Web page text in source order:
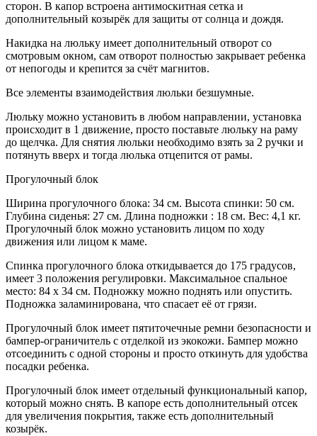
сторон. В капор встроена антимоскитная сетка и
дополнительный козырёк для защиты от солнца и дождя.
Накидка на люльку имеет дополнительный отворот со
смотровым окном, сам отворот полностью закрывает ребенка
от непогоды и крепится за счёт магнитов.
Все элементы взаимодействия люльки безшумные.
Люльку можно установить в любом направлении, установка
происходит в 1 движение, просто поставьте люльку на раму
до щелчка. Для снятия люльки необходимо взять за 2 ручки и
потянуть вверх и тогда люлька отцепится от рамы.
Прогулочный блок
Ширина прогулочного блока: 34 см. Высота спинки: 50 см.
Глубина сиденья: 27 см. Длина подножки : 18 см. Вес: 4,1 кг.
Прогулочный блок можно установить лицом по ходу
движения или лицом к маме.
Спинка прогулочного блока откидывается до 175 градусов,
имеет 3 положения регулировки. Максимальное спальное
место: 84 х 34 см. Подножку можно поднять или опустить.
Подножка заламинирована, что спасает её от грязи.
Прогулочный блок имеет пятиточечные ремни безопасности и
бампер-ограничитель с отделкой из экокожи. Бампер можно
отсоединить с одной стороны и просто откинуть для удобства
посадки ребенка.
Прогулочный блок имеет отдельный функциональный капор,
который можно снять. В капоре есть дополнительный отсек
для увеличения покрытия, также есть дополнительный
козырёк.